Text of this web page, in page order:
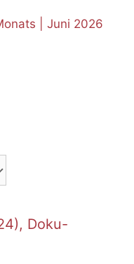
| Juni 2026
Doku-